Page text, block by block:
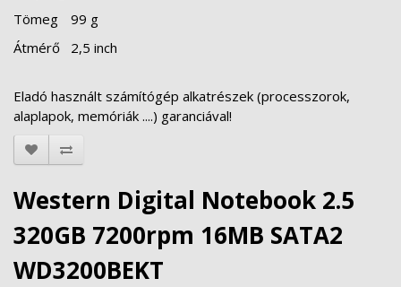
Tömeg
99 g
Átmérő
2,5 inch
Eladó használt számítógép alkatrészek (processzorok,
alaplapok, memóriák ....) garanciával!
Western Digital Notebook 2.5
320GB 7200rpm 16MB SATA2
WD3200BEKT